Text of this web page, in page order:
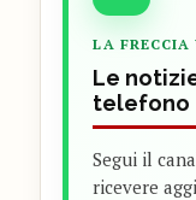
LA FRECCIA
Le
telefono
Segui il
ricevere